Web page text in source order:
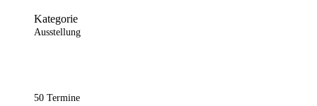
Kategorie
Ausstellung
50 Termine